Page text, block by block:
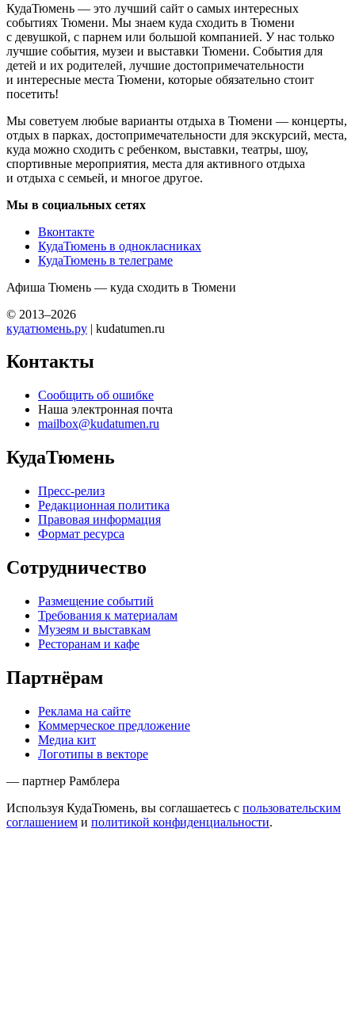
КудаТюмень — это лучший сайт о самых интересных
событиях Тюмени. Мы знаем куда сходить в Тюмени
с девушкой, с парнем или большой компанией. У нас только
лучшие события, музеи и выставки Тюмени. События для
детей и их родителей, лучшие достопримечательности
и интересные места Тюмени, которые обязательно стоит
посетить!
Мы советуем любые варианты отдыха в Тюмени — концерты,
отдых в парках, достопримечательности для экскурсий, места,
куда можно сходить с ребенком, выставки, театры, шоу,
спортивные мероприятия, места для активного отдыха
и отдыха с семьей, и многое другое.
Мы в социальных сетях
Вконтакте
КудаТюмень в однокласниках
КудаТюмень в телеграме
Афиша Тюмень — куда сходить в Тюмени
© 2013–2026
кудатюмень.ру | kudatumen.ru
Контакты
Сообщить об ошибке
Наша электронная почта
mailbox@kudatumen.ru
КудаТюмень
Пресс-релиз
Редакционная политика
Правовая информация
Формат ресурса
Сотрудничество
Размещение событий
Требования к материалам
Музеям и выставкам
Ресторанам и кафе
Партнёрам
Реклама на сайте
Коммерческое предложение
Медиа кит
Логотипы в векторе
— партнер Рамблера
Используя КудаТюмень, вы соглашаетесь с пользовательским
соглашением и политикой конфиденциальности.